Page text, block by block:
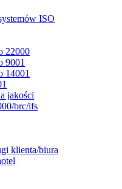
ISO
22000
9001
14001
jakości
brc/ifs
klienta/biura